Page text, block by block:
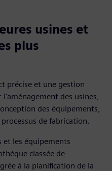
usines et
plus
précise et une gestion
des usines,
des équipements,
de fabrication.
et les équipements
classée de
à la planification de la